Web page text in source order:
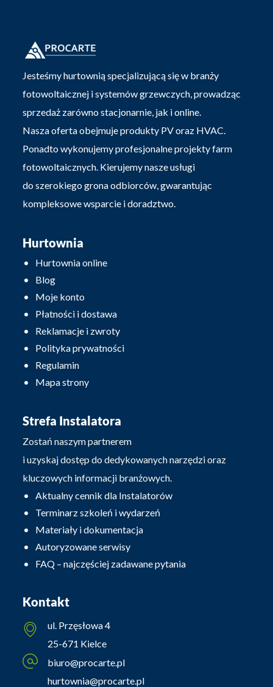
Jesteśmy hurtownią specjalizującą się w branży
fotowoltaicznej i systemów grzewczych, prowadząc
sprzedaż zarówno stacjonarnie, jak i online.
Nasza oferta obejmuje produkty PV oraz HVAC.
Ponadto wykonujemy profesjonalne projekty farm
fotowoltaicznych. Kierujemy nasze usługi
do szerokiego grona odbiorców, gwarantując
kompleksowe wsparcie i doradztwo.
Hurtownia
Hurtownia online
Blog
Moje konto
Płatności i dostawa
Reklamacje i zwroty
Polityka prywatności
Regulamin
Mapa strony
Strefa Instalatora
Zostań naszym partnerem
i uzyskaj dostęp do dedykowanych narzędzi oraz
kluczowych informacji branżowych.
Aktualny cennik dla Instalatorów
Terminarz szkoleń i wydarzeń
Materiały i dokumentacja
Autoryzowane serwisy
FAQ – najczęściej zadawane pytania
Kontakt
ul. Przęsłowa 4
25-671 Kielce
biuro@procarte.pl
hurtownia@procarte.pl